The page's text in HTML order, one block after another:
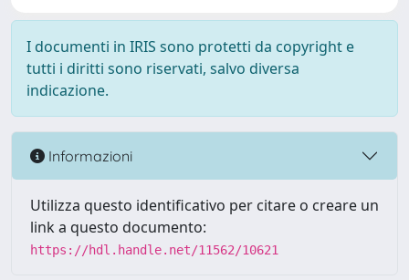
I documenti in IRIS sono protetti da copyright e
tutti i diritti sono riservati, salvo diversa
indicazione.
Informazioni
Utilizza questo identificativo per citare o creare un
link a questo documento:
https://hdl.handle.net/11562/10621